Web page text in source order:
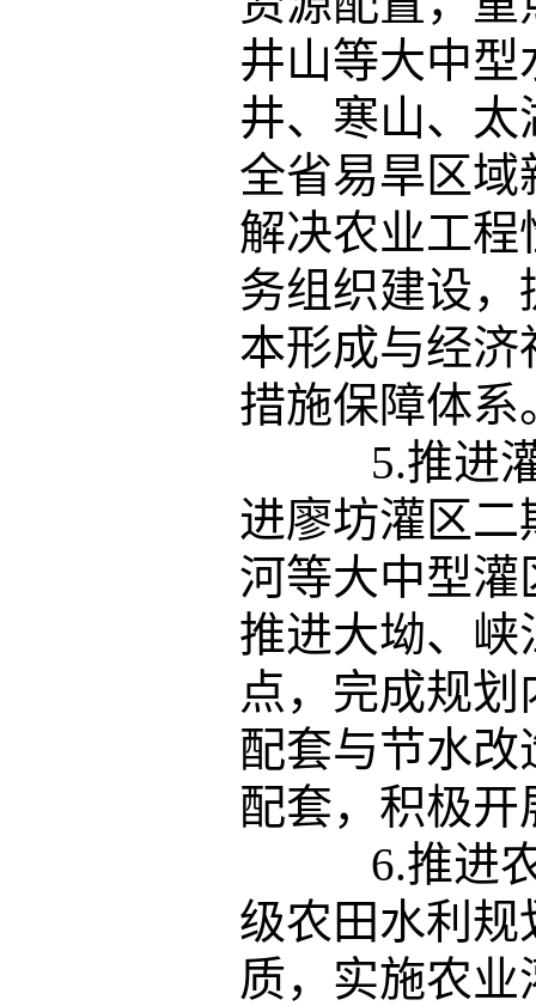
井山等大中
井、寒山、
全省易旱区
解决农业工
务组织建设
本形成与经
措施保障体系
5.推进灌
进廖坊灌区
河等大中型
推进大坳、
点，完成规
配套与节水
配套，积极
6.推进农
级农田水利
质，实施农